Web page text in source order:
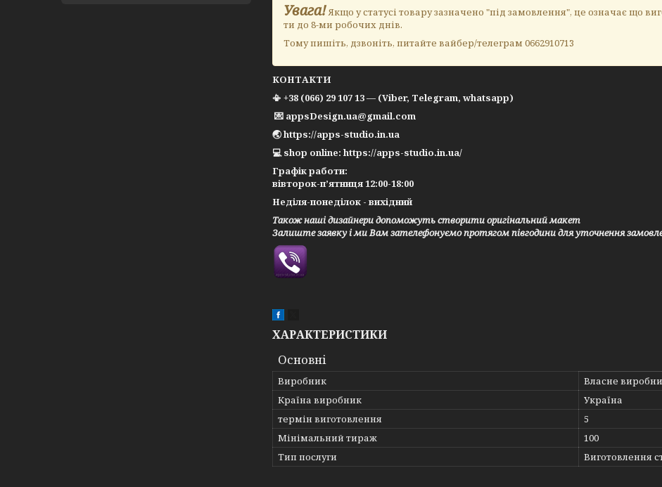
Увага!Якщо у статусі товару зазначено "під замовлення", це означає що
ти до 8-ми робочих днів.
Тому пишіть, дзвоніть, питайте вайбер/телеграм 0662910713
КОНТАКТИ
📳 +38 (066) 29 107 13 — (Viber, Telegram, whatsapp)
💌 appsDesign.ua@gmail.com
🌏 https://apps-studio.in.ua
💻 shop online: https://apps-studio.in.ua/
Графік работи:
вівторок-п’ятниця 12:00-18:00
Неділя-понеділок - вихідний
Також наші дизайнери допоможуть створити оригінальний макет
Залиште заявку і ми Вам зателефонуємо протягом півгодини для уточнення
ХАРАКТЕРИСТИКИ
Основні
Виробник
Власне
Країна виробник
Україна
термін виготовлення
5
Мінімальний тираж
100
Тип послуги
Виготовлення